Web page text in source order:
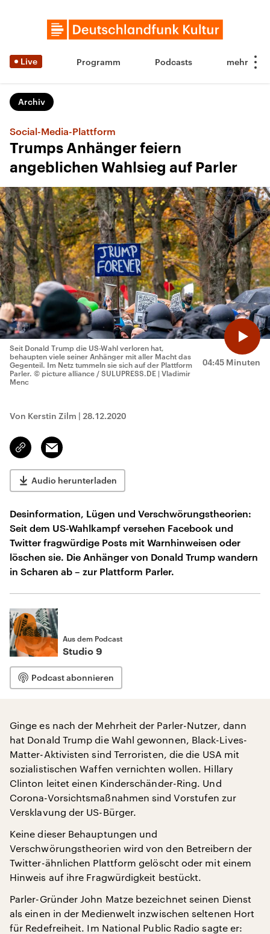
Live Programm Podcasts
Archiv
Social-Media-Plattform
Trumps Anhänger feiern
angeblichen Wahlsieg auf Parler
04:45 Minuten
Seit Donald Trump die US-Wahl verloren hat,
behaupten viele seiner Anhänger mit aller Macht das
Gegenteil. Im Netz tummeln sie sich auf der Plattform
Parler. © picture alliance / SULUPRESS.DE | Vladimir
Menc
Von Kerstin Zilm | 28.12.2020
Link
kopieren/teilen
Email
Audio herunterladen
Desinformation, Lügen und Verschwörungstheorien:
Seit dem US-Wahlkampf versehen Facebook und
Twitter fragwürdige Posts mit Warnhinweisen oder
löschen sie. Die Anhänger von Donald Trump wandern
in Scharen ab – zur Plattform Parler.
Aus dem Podcast
Studio 9
Podcast abonnieren
Ginge es nach der Mehrheit der Parler-Nutzer, dann
hat Donald Trump die Wahl gewonnen, Black-Lives-
Matter-Aktivisten sind Terroristen, die die USA mit
sozialistischen Waffen vernichten wollen. Hillary
Clinton leitet einen Kinderschänder-Ring. Und
Corona-Vorsichtsmaßnahmen sind Vorstufen zur
Versklavung der US-Bürger.
Keine dieser Behauptungen und
Verschwörungstheorien wird von den Betreibern der
Twitter-ähnlichen Plattform gelöscht oder mit einem
Hinweis auf ihre Fragwürdigkeit bestückt.
Parler-Gründer John Matze bezeichnet seinen Dienst
als einen in der Medienwelt inzwischen seltenen Hort
für Redefreiheit. Im National Public Radio sagte er: